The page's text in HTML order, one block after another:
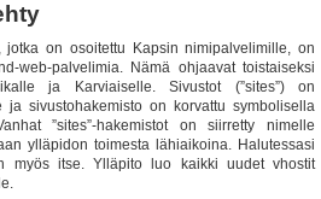
jotka on osoitettu Kapsin nimipalvelimille, on
web-palvelimia. Nämä ohjaavat toistaiseksi
ja Karviaiselle. Sivustot (”sites”) on
ja sivustohakemisto on korvattu symbolisella
”sites”-hakemistot on siirretty nimelle
ylläpidon toimesta lähiaikoina. Halutessasi
myös itse. Ylläpito luo kaikki uudet vhostit